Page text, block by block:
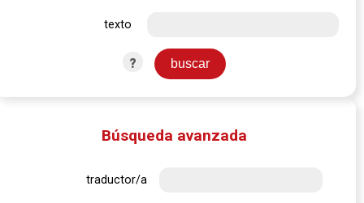
texto
?
Búsqueda avanzada
traductor/a